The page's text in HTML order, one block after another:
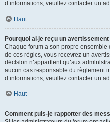
d’informations, veuillez contacter un
Haut
Pourquoi ai-je reçu un avertissement
Chaque forum a son propre ensemble
de ces règles, vous recevrez un
décision n’appartient qu’aux
aucun cas responsable du règlement
d’informations, veuillez contacter un
Haut
Comment puis-je rapporter des